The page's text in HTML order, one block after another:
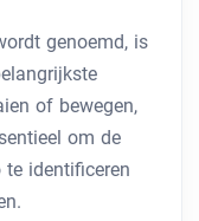
genoemd, is
of bewegen,
om de
identificeren